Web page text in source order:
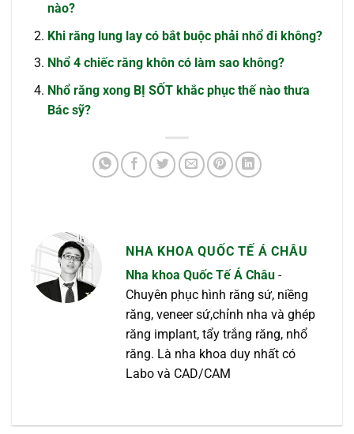
nào?
Khi răng lung lay có bắt buộc phải nhổ đi không?
Nhổ 4 chiếc răng khôn có làm sao không?
Nhổ răng xong BỊ SỐT khắc phục thế nào thưa
Bác sỹ?
NHA KHOA QUỐC TẾ Á CHÂU
Nha khoa Quốc Tế Á Châu -
Chuyên phục hình răng sứ, niềng
răng, veneer sứ,chỉnh nha và ghép
răng implant, tẩy trắng răng, nhổ
răng. Là nha khoa duy nhất có
Labo và CAD/CAM